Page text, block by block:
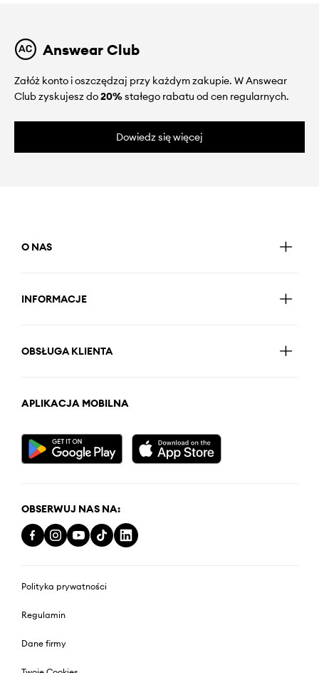
Answear Club
Załóż konto i oszczędzaj przy każdym zakupie. W Answear
Club zyskujesz do20%stałego rabatu od cen regularnych.
Dowiedz się więcej
O NAS
INFORMACJE
OBSŁUGA KLIENTA
APLIKACJA MOBILNA
OBSERWUJ NAS NA:
Polityka prywatności
Regulamin
Dane firmy